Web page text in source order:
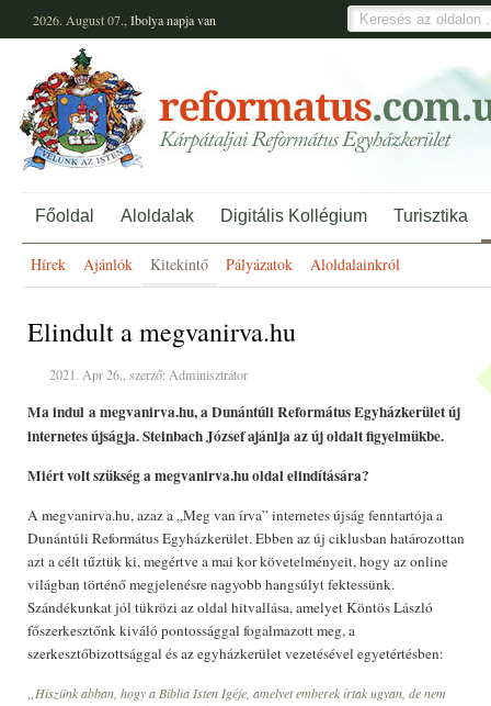
2026. August 07., Ibolyanapja van
Főoldal Aloldalak Digitális Kollégium Turisztika
Hírek Ajánlók Kitekintő Pályázatok Aloldalainkról
Elindult a megvanirva.hu
2021. Apr 26., szerző: Adminisztrátor
Ma indul a megvanirva.hu, a Dunántúli Református Egyházkerület új
internetes újságja. Steinbach József ajánlja az új oldalt figyelmükbe.
Miért volt szükség a megvanirva.hu oldal elindítására?
A megvanirva.hu, azaz a „Meg van írva” internetes újság fenntartója a
Dunántúli Református Egyházkerület. Ebben az új ciklusban határozottan
azt a célt tűztük ki, megértve a mai kor követelményeit, hogy az online
világban történő megjelenésre nagyobb hangsúlyt fektessünk.
Szándékunkat jól tükrözi az oldal hitvallása, amelyet Köntös László
főszerkesztőnk kiváló pontossággal fogalmazott meg, a
szerkesztőbizottsággal és az egyházkerület vezetésével egyetértésben:
„Hiszünk abban, hogy a Biblia Isten Igéje, amelyet emberek írtak ugyan, de nem